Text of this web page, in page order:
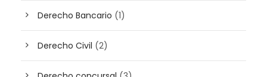
Derecho Bancario (1)
Derecho Civil (2)